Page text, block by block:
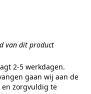
van dit product
2-5 werkdagen.
gaan wij aan de
zorgvuldig te